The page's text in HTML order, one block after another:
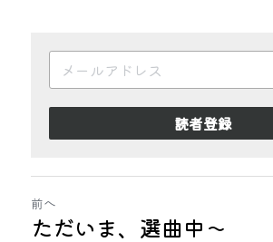
読者登録
前へ
ただいま、選曲中～